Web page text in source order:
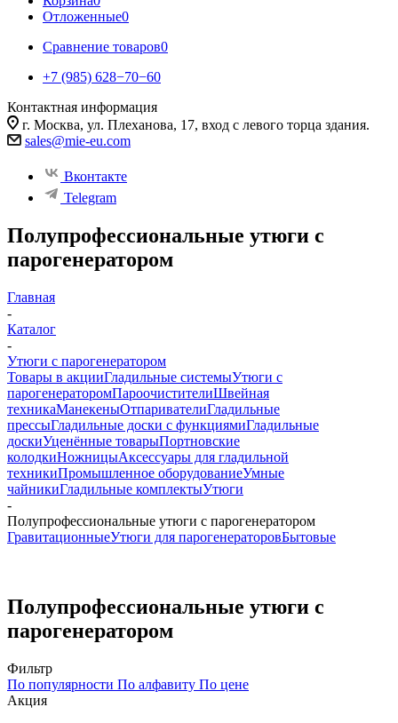
Отложенные0
Сравнение товаров0
+7 (985) 628−70−60
Контактная информация
г. Москва, ул. Плеханова, 17, вход с левого торца здания.
sales@mie-eu.com
Вконтакте
Telegram
Полупрофессиональные утюги с
парогенератором
Главная
-
Каталог
-
Утюги с парогенератором
Товары в акцииГладильные системыУтюги с
парогенераторомПароочистителиШвейная
техникаМанекеныОтпаривателиГладильные
прессыГладильные доски с функциямиГладильные
доскиУценённые товарыПортновские
колодкиНожницыАксессуары для гладильной
техникиПромышленное оборудованиеУмные
чайникиГладильные комплектыУтюги
-
Полупрофессиональные утюги с парогенератором
ГравитационныеУтюги для парогенераторовБытовые
Полупрофессиональные утюги с
парогенератором
Фильтр
По популярности По алфавиту По цене
Акция